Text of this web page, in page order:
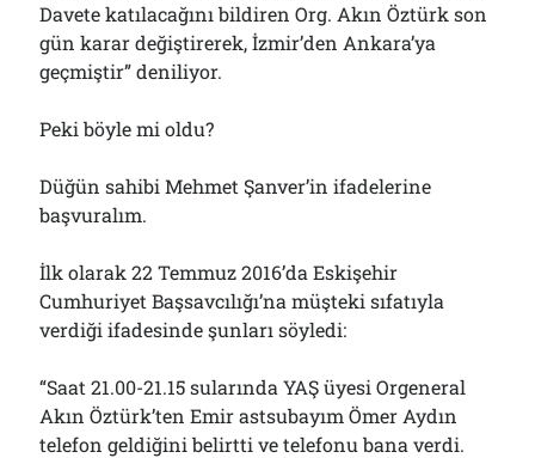
Davete katılacağını bildiren Org. Akın Öztürk son
gün karar değiştirerek, İzmir’den Ankara’ya
geçmiştir” deniliyor.
Peki böyle mi oldu?
Düğün sahibi Mehmet Şanver’in ifadelerine
başvuralım.
İlk olarak 22 Temmuz 2016’da Eskişehir
Cumhuriyet Başsavcılığı’na müşteki sıfatıyla
verdiği ifadesinde şunları söyledi:
“Saat 21.00-21.15 sularında YAŞ üyesi Orgeneral
Akın Öztürk’ten Emir astsubayım Ömer Aydın
telefon geldiğini belirtti ve telefonu bana verdi.